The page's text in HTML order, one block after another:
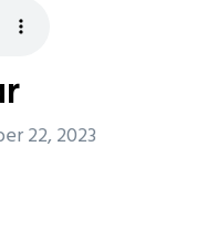
22, 2023